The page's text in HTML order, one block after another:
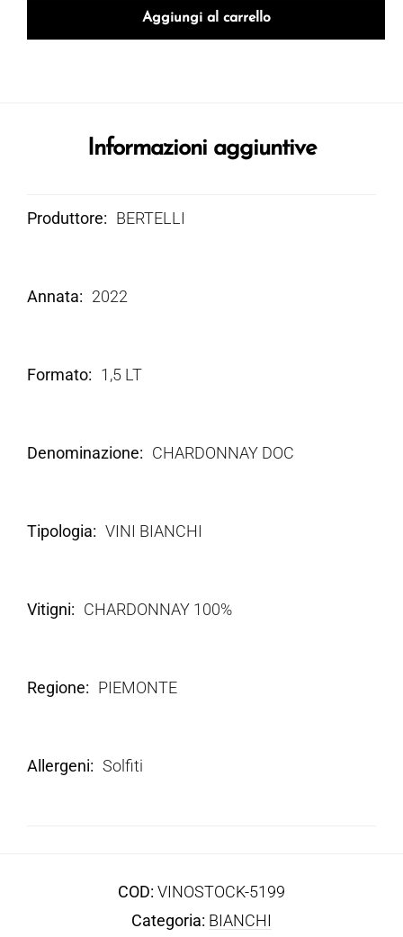
Aggiungi al carrello
Informazioni aggiuntive
Produttore BERTELLI
Annata 2022
Formato 1,5 LT
Denominazione CHARDONNAY DOC
Tipologia VINI BIANCHI
Vitigni CHARDONNAY 100%
Regione PIEMONTE
Allergeni Solfiti
COD: VINOSTOCK-5199
Categoria: BIANCHI